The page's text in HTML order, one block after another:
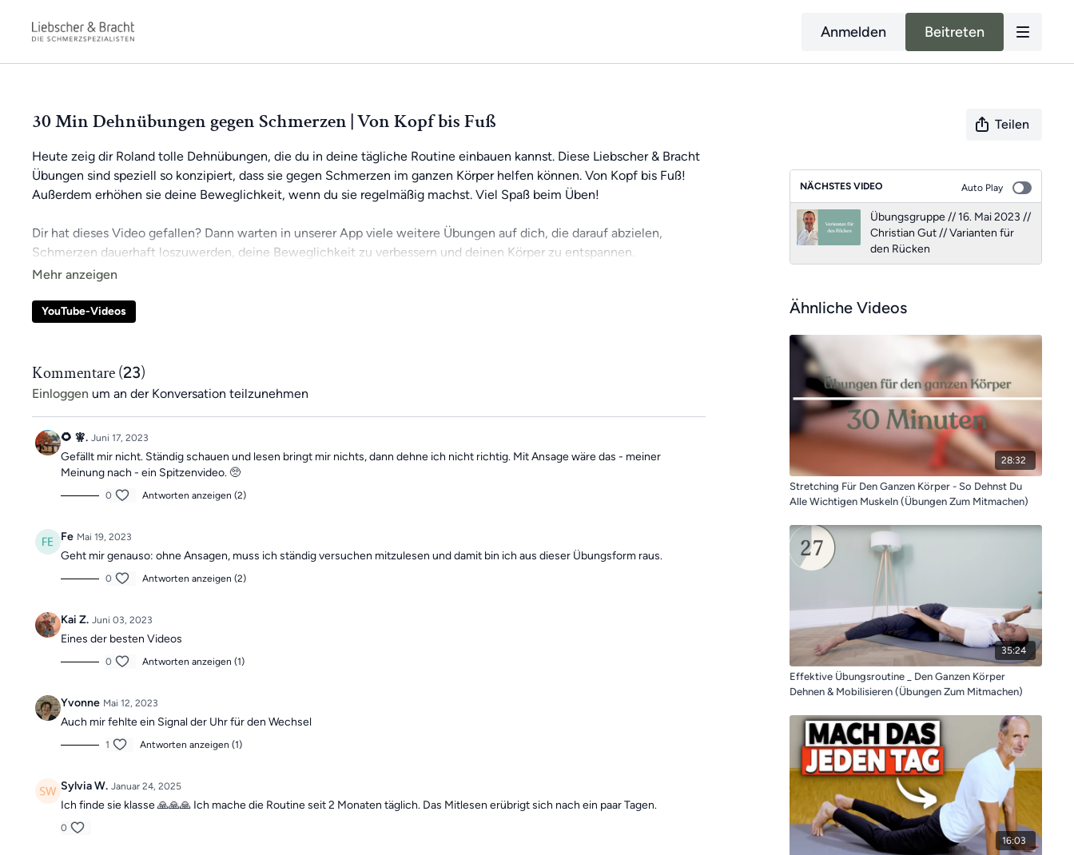
Anmelden Beitreten
30 Min Dehnübungen gegen Schmerzen | Von Kopf bis Fuß Teilen
Heute zeig dir Roland tolle Dehnübungen, die du in deine tägliche Routine einbauen kannst. Diese Liebscher & Bracht
Übungen sind speziell so konzipiert, dass sie gegen Schmerzen im ganzen Körper helfen können. Von Kopf bis Fuß!
Außerdem erhöhen sie deine Beweglichkeit, wenn du sie regelmäßig machst. Viel Spaß beim Üben!
Dir hat dieses Video gefallen? Dann warten in unserer App viele weitere Übungen auf dich, die darauf abzielen,
Schmerzen dauerhaft loszuwerden, deine Beweglichkeit zu verbessern und deinen Körper zu entspannen.
So bleibst du stets motiviert und kannst kontinuierlich an deinen Fortschritten arbeiten. Mit einer Mitgliedschaft
erhältst du Zugang zu exklusiven Videos und kannst dich mit der Community austauschen. Und das Beste daran: Du
kannst jederzeit und überall trainieren, ganz bequem von zu Hause aus oder unterwegs.
Wenn du noch kein App-Mitglied bist, kannst du jetzt alle Vorteile der App 30 Tage lang kostenfrei testen:
kostenfrei testen <<
YouTube-Videos
Kommentare (23)
Einloggen um an der Konversation teilzunehmen
🌻 🧚. Juni 17, 2023
Gefällt mir nicht. Ständig schauen und lesen bringt mir nichts, dann dehne ich nicht richtig. Mit Ansage wäre das - meiner
Meinung nach - ein Spitzenvideo. 🥺
0 Antworten anzeigen (2)
Fe Mai 19, 2023
Geht mir genauso: ohne Ansagen, muss ich ständig versuchen mitzulesen und damit bin ich aus dieser Übungsform raus.
0 Antworten anzeigen (2)
Kai Z. Juni 03, 2023
Eines der besten Videos
0 Antworten anzeigen (1)
Yvonne Mai 12, 2023
Auch mir fehlte ein Signal der Uhr für den Wechsel
1 Antworten anzeigen (1)
Sylvia W. Januar 24, 2025
Ich finde sie klasse 🙏🙏🙏 Ich mache die Routine seit 2 Monaten täglich. Das Mitlesen erübrigt sich nach ein paar Tagen.
0
NÄCHSTES VIDEO Auto Play
Übungsgruppe // 16. Mai 2023 //
Christian Gut // Varianten für
den Rücken
Ähnliche Videos
28:32
Stretching Für Den Ganzen Körper - So Dehnst Du
Alle Wichtigen Muskeln (Übungen Zum Mitmachen)
35:24
Effektive Übungsroutine _ Den Ganzen Körper
Dehnen & Mobilisieren (Übungen Zum Mitmachen)
16:03